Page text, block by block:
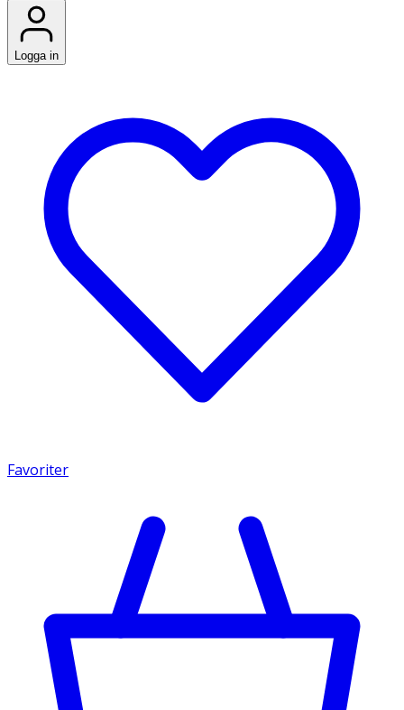
Logga in
Favoriter